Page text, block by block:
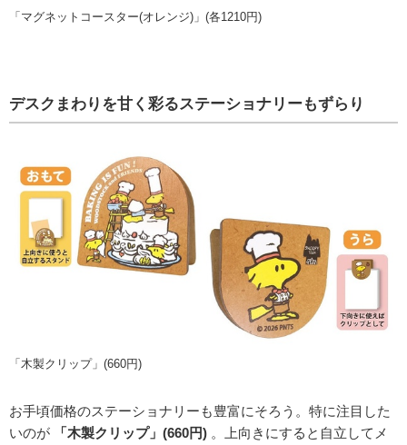
「マグネットコースター(オレンジ)」(各1210円)
デスクまわりを甘く彩るステーショナリーもずらり
「木製クリップ」(660円)
お手頃価格のステーショナリーも豊富にそろう。特に注目した
いのが
「木製クリップ」(660円) 。上向きにすると自立してメ